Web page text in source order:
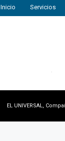
Inicio Servicios
EL UNIVERSAL,